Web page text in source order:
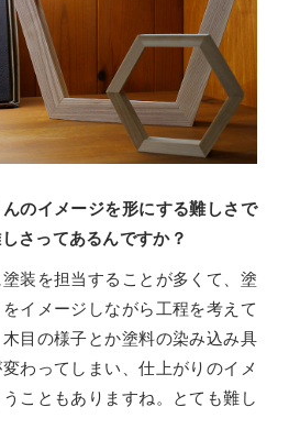
のイメージを形にする難しさで
さってあるんですか？
塗装を担当することが多くて、塗
イメージしながら工程を考えて
目の様子とか塗料の染み込み具
わってしまい、仕上がりのイメ
こともありますね。とても難し